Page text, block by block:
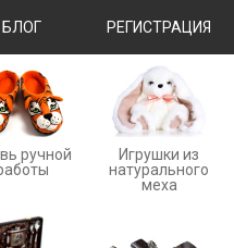
БЛОГ РЕГИСТРАЦИЯ
ручной
Игрушки из
натурального
меха